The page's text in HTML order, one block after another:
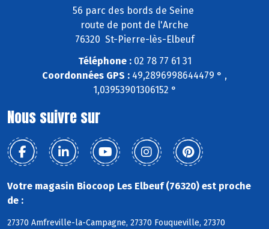
56 parc des bords de Seine
route de pont de l'Arche
76320 St-Pierre-lès-Elbeuf
Téléphone :02 78 77 61 31
Coordonnées GPS : 49,2896998644479 ° ,
1,03953901306152 °
Nous suivre sur
Votre magasin Biocoop Les Elbeuf (76320) est proche
de :
27370 Amfreville-la-Campagne, 27370 Fouqueville, 27370